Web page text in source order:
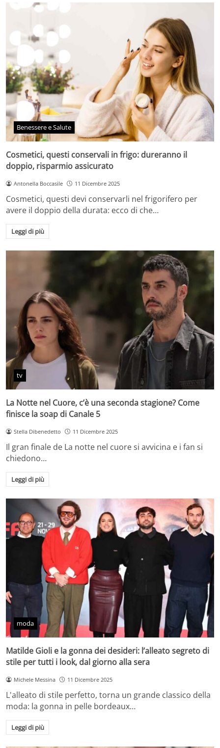
Benessere e Salute
Cosmetici, questi conservali in frigo: dureranno il
doppio, risparmio assicurato
Antonella Boccasile 11 Dicembre 2025
Cosmetici, questi devi conservarli nel frigorifero per
avere il doppio della durata: ecco di che…
Leggi di più
tv
La Notte nel Cuore, c’è una seconda stagione? Come
finisce la soap di Canale 5
Stella Dibenedetto 11 Dicembre 2025
Il gran finale de La notte nel cuore si avvicina e i fan si
chiedono…
Leggi di più
moda
Matilde Gioli e la gonna dei desideri: l’alleato segreto di
stile per tutti i look, dal giorno alla sera
Michele Messina 11 Dicembre 2025
L'alleato di stile perfetto, torna un grande classico della
moda: la gonna in pelle bordeaux…
Leggi di più